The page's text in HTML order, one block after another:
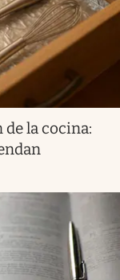
la cocina: